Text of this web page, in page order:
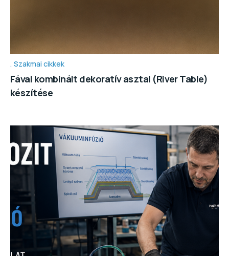
Szakmai cikkek
Fával kombinált dekoratív asztal (River Table)
készítése